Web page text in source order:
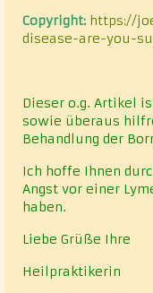
Copyright: https://
disease-are-you-
Dieser o.g. Artikel
sowie überaus
Behandlung der
Ich hoffe Ihnen
Angst vor einer
haben.
Liebe Grüße Ihre
Heilpraktikerin